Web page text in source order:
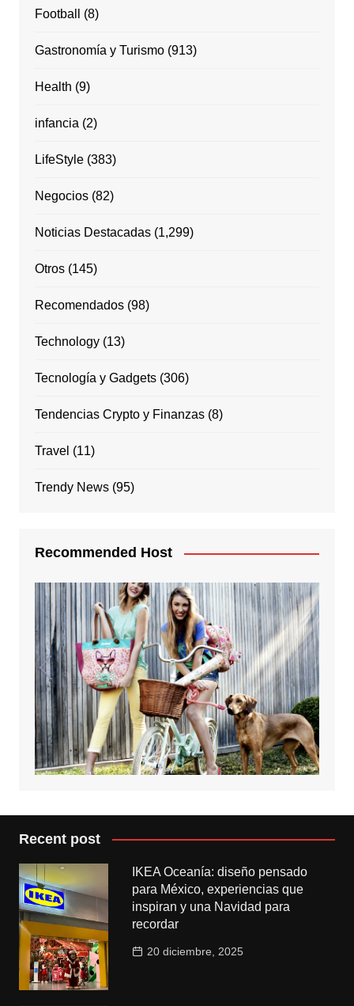
Football (8)
Gastronomía y Turismo(913)
Health (9)
infancia (2)
LifeStyle(383)
Negocios(82)
Noticias Destacadas(1,299)
Otros(145)
Recomendados(98)
Technology(13)
Tecnología y Gadgets(306)
Tendencias Crypto y Finanzas(8)
Travel (11)
Trendy News(95)
Recommended Host
Recent post
IKEA Oceanía: diseño pensado
para México, experiencias que
inspiran y una Navidad para
recordar
20 diciembre, 2025